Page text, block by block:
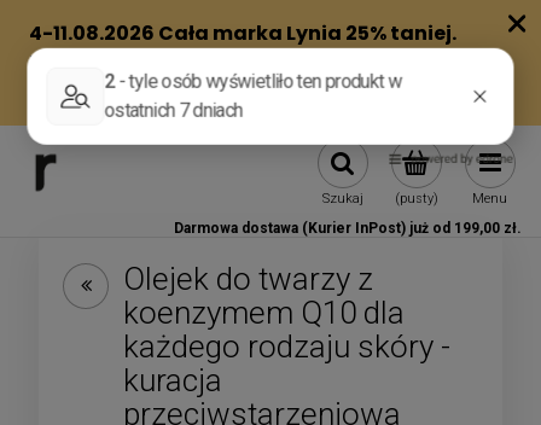
(pusty)
Szukaj Menu
Darmowa dostawa (Kurier InPost) już od 199,00 zł.
Olejek do twarzy z
koenzymem Q10 dla
każdego rodzaju skóry -
kuracja
przeciwstarzeniowa